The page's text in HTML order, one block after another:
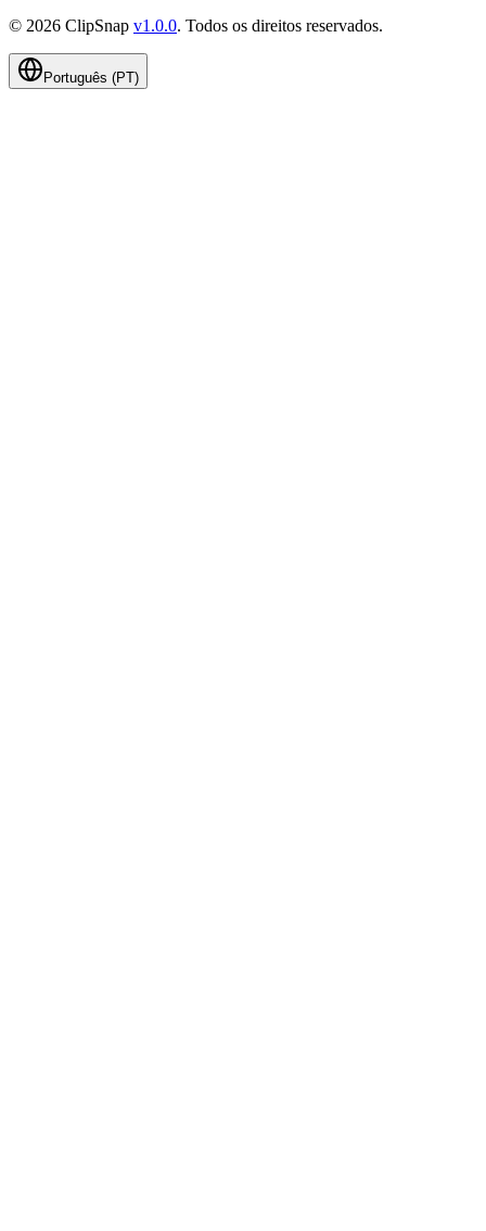
© 2026 ClipSnap v1.0.0. Todos os direitos reservados.
Português (PT)